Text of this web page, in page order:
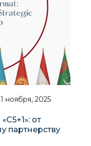
ноября, 2025
от
партнерству